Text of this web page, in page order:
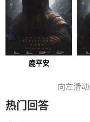
鹿平安
向左滑
热门回答